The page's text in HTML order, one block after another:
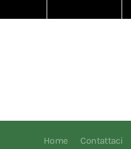
Home Contattaci